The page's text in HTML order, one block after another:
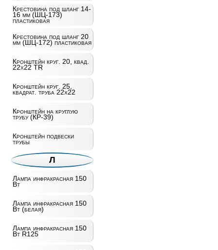
Крестовина под шланг 14-
16 мм (ШЦ-173)
пластиковая
Крестовина под шланг 20
мм (ШЦ-172) пластиковая
Кронштейн круг. 20, квад.
22х22 TR
Кронштейн круг. 25,
квадрат. труба 22х22
Кронштейн на круглую
трубу (КР-39)
Кронштейн подвески
трубы
Л
Лампа инфракрасная 150
Вт
Лампа инфракрасная 150
Вт (белая)
Лампа инфракрасная 150
Вт R125